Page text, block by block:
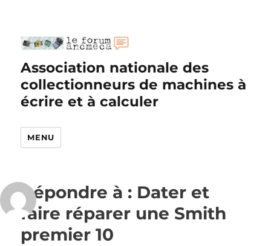
Association nationale des
collectionneurs de machines à
écrire et à calculer
MENU
Répondre à : Dater et
faire réparer une Smith
premier 10